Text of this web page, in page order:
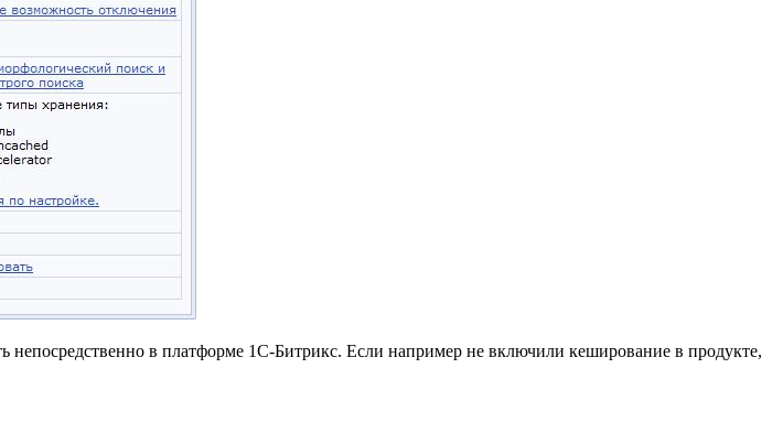
непосредственно в платформе 1С-Битрикс. Если например не включили кеширование в продукте,